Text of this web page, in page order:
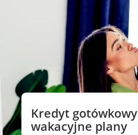
Kredyt
wakacyjne plany